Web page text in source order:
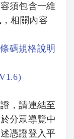
須包含一維
相關內容
碼規格說明
，請連結至
於分眾導覽中
憑證登入平